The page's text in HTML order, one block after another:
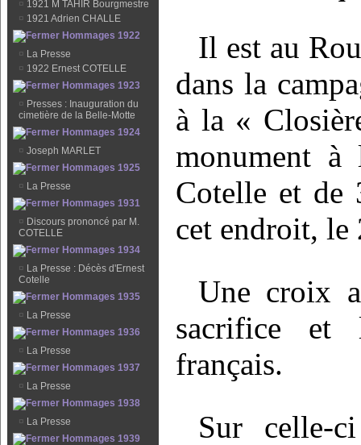
¤ 1921 M TAHIR Bourgmestre
¤ 1921 Adrien CHALLE
Hommages 1922
¤ La Presse
¤ 1922 Ernest COTELLE
Hommages 1923
¤ Presses : Inauguration du
cimetière de la Belle-Motte
Hommages 1924
¤ Joseph MARLET
Hommages 1925
¤ La Presse
Hommages 1931
¤ Discours prononcé par M.
COTELLE
Hommages 1934
¤ La Presse : Décès d'Ernest
Cotelle
Hommages 1935
¤ La Presse
Hommages 1936
¤ La Presse
Hommages 1937
¤ La Presse
Hommages 1938
¤ La Presse
Hommages 1939
Il est au
dans la
à la «
monument à
Cotelle et de
cet endroit, le
Une croix
sacrifice et
français.
Sur celle-